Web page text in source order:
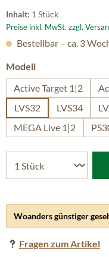
Inhalt: 1 Stück
Preise inkl. MwSt. zzgl.
Woanders günstiger
Fragen zum Artikel
Bestellbar – ca. 3
Modellauswählen
Active Target 1|2
LVS32
LVS34
MEGA Live 1|2